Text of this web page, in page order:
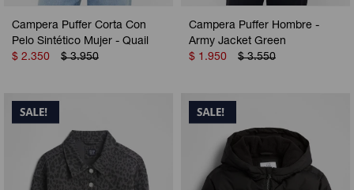
Campera Puffer Corta Con
Pelo Sintético Mujer - Quail
$ 2.350 $ 3.950
Campera Puffer Hombre -
Army Jacket Green
$ 1.950 $ 3.550